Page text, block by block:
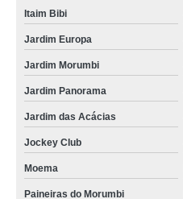
Itaim Bibi
Jardim Europa
Jardim Morumbi
Jardim Panorama
Jardim das Acácias
Jockey Club
Moema
Paineiras do Morumbi